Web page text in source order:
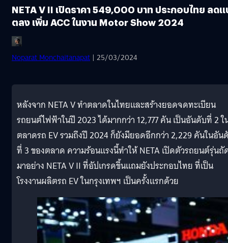
NETA V II เปิดราคา 549,000 บาท ประกอบไทย ลด
ตลง เพิ่ม ACC ในงาน Motor Show 2024
Noparat Monchaitanapat | 25/03/2024
หลังจาก NETA V ทำตลาดในไทยและสร้างยอดจดทะเบียน
รถยนต์ไฟฟ้าในปี 2023 ได้มากกว่า 12,777 คัน เป็นอันดับที่ 2 ใ
ตลาดรถ EV รวมถึงปี 2024 ก็ยังมียอดอีกกว่า 2,229 คันในอัน
ที่ 3 ของตลาด ความร้อนแรงนี้ทำให้ NETA เปิดตัวรถยนต์รุ่นถั
มาอย่าง NETA V II ที่อัปเกรดขึ้นแถมยังประกอบไทย ที่เป็น
โรงงานผลิตรถ EV ในกรุงเทพฯ เป็นครั้งแรกด้วย